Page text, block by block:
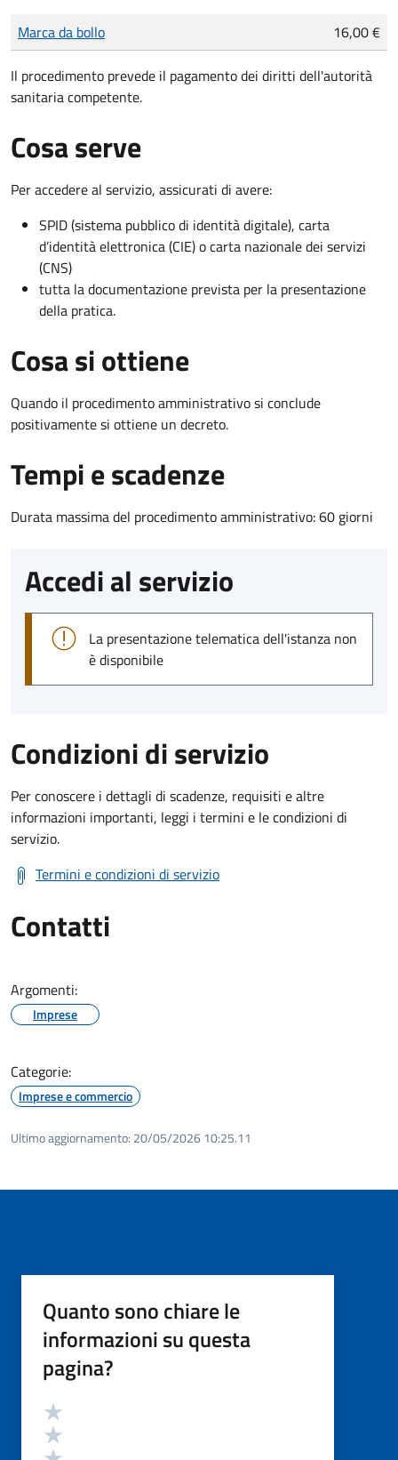
Tipo di pagamento
Importo
Marca da bollo 16,00 €
Il procedimento prevede il pagamento dei diritti dell'autorità
sanitaria competente.
Cosa serve
Per accedere al servizio, assicurati di avere:
SPID (sistema pubblico di identità digitale), carta
d’identità elettronica (CIE) o carta nazionale dei servizi
(CNS)
tutta la documentazione prevista per la presentazione
della pratica.
Cosa si ottiene
Quando il procedimento amministrativo si conclude
positivamente si ottiene un decreto.
Tempi e scadenze
Durata massima del procedimento amministrativo: 60 giorni
Accedi al servizio
La presentazione telematica dell'istanza non
è disponibile
Condizioni di servizio
Per conoscere i dettagli di scadenze, requisiti e altre
informazioni importanti, leggi i termini e le condizioni di
servizio.
Termini e condizioni di servizio
Contatti
Argomenti:
Imprese
Categorie:
Imprese e commercio
Ultimo aggiornamento: 20/05/2026 10:25.11
Quanto sono chiare le
informazioni su questa
pagina?
Valutazione